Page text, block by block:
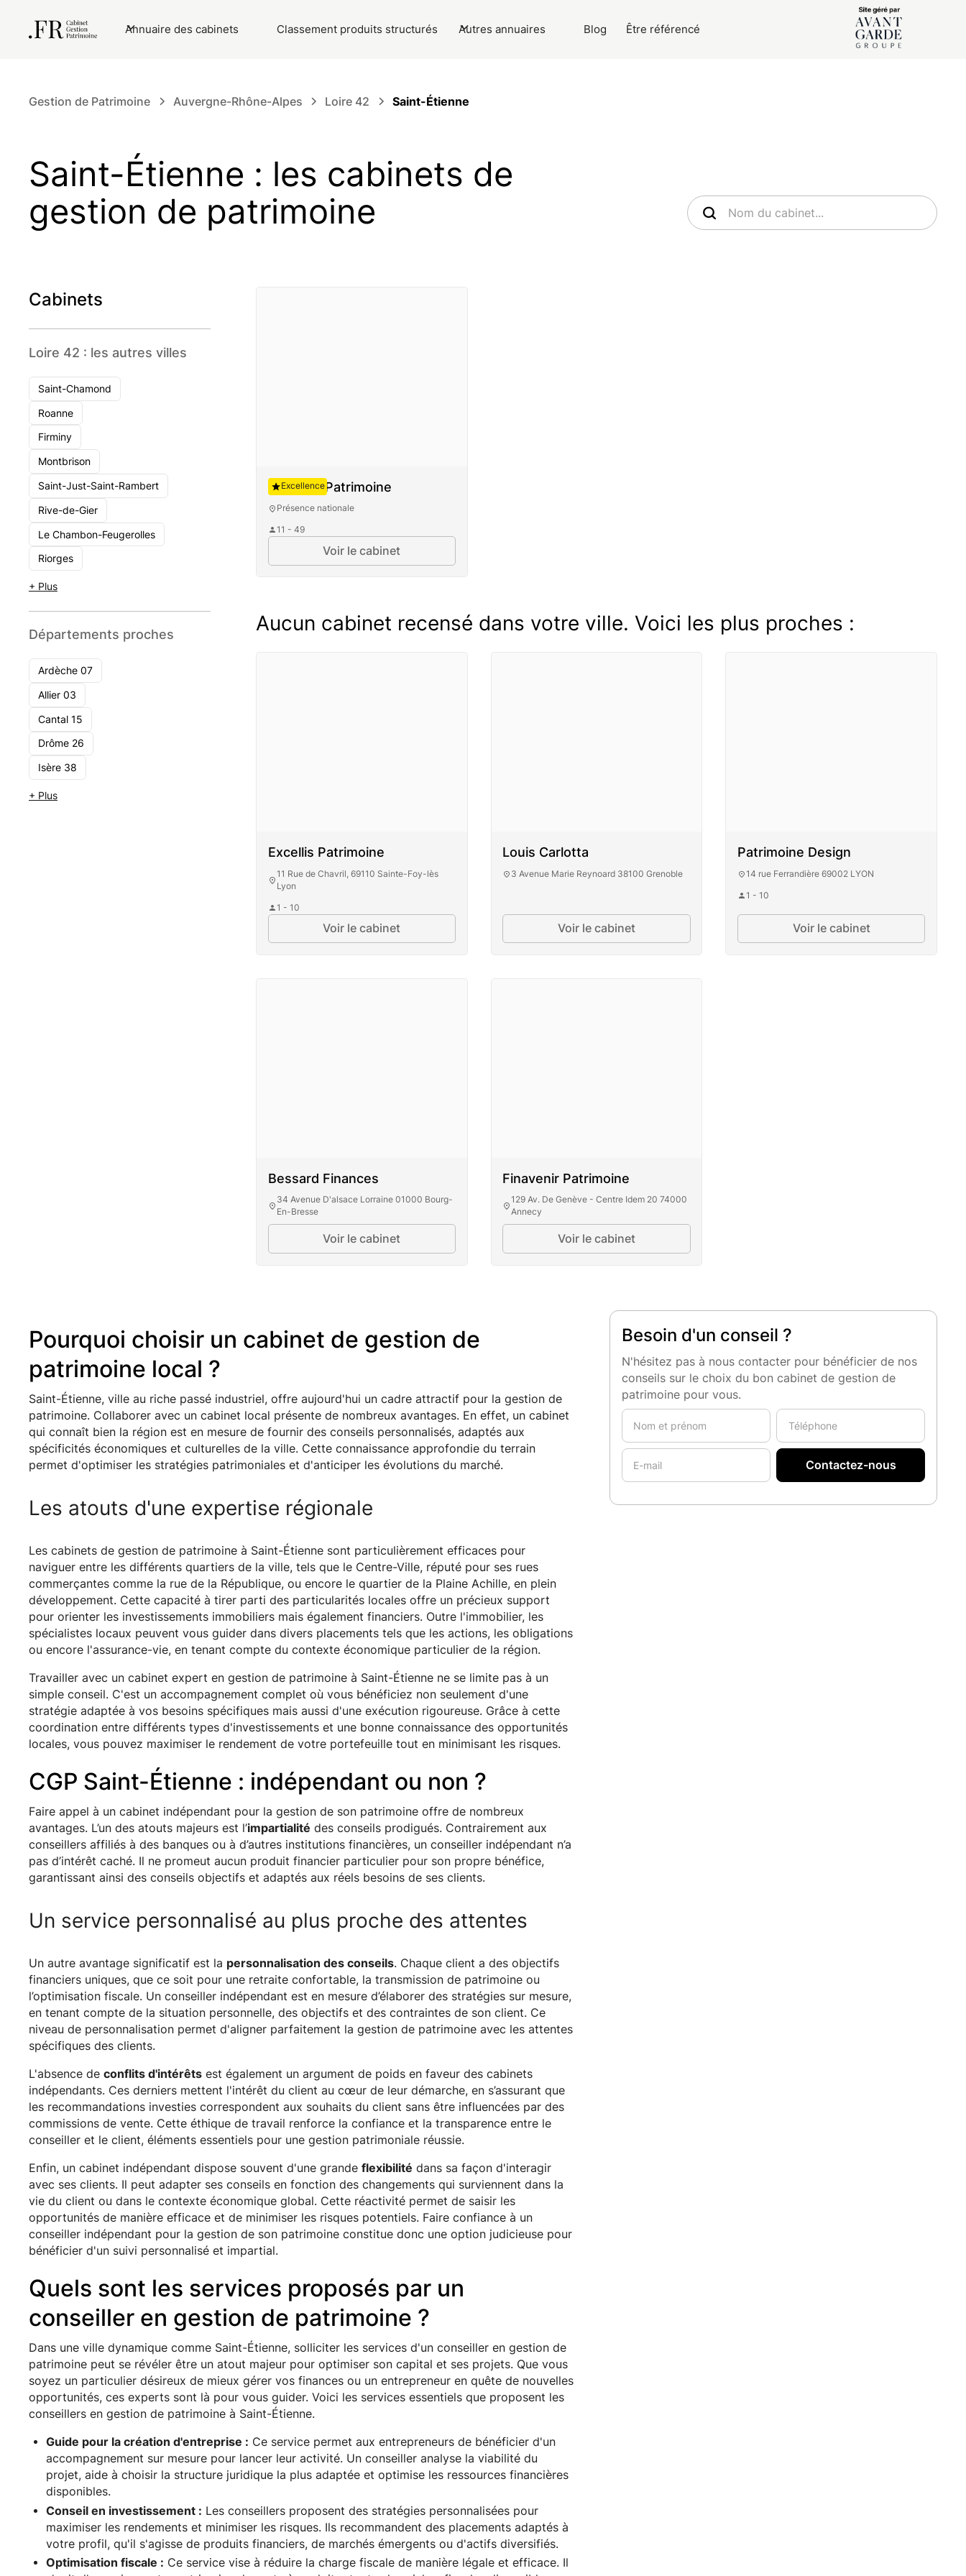
Annuaire des cabinets Classement produits structurés Autres annuaires Blog Être référencé
Gestion de Patrimoine Auvergne-Rhône-Alpes Loire 42 Saint-Étienne
Saint-Étienne : les cabinets de
gestion de patrimoine
Cabinets
Loire 42 : les autres villes
Saint-Chamond
Roanne
Firminy
Montbrison
Saint-Just-Saint-Rambert
Rive-de-Gier
Le Chambon-Feugerolles
Riorges
+ Plus
Départements proches
Ardèche 07
Allier 03
Cantal 15
Drôme 26
Isère 38
+ Plus
Auguste Patrimoine
Présence nationale
11 - 49
Excellence
Voir le cabinet
Aucun cabinet recensé dans votre ville. Voici les plus proches :
Excellis Patrimoine
11 Rue de Chavril, 69110 Sainte-Foy-lès
Lyon
1 - 10
Voir le cabinet
Louis Carlotta
3 Avenue Marie Reynoard 38100 Grenoble
Voir le cabinet
Patrimoine Design
14 rue Ferrandière 69002 LYON
1 - 10
Voir le cabinet
Bessard Finances
34 Avenue D'alsace Lorraine 01000 Bourg-
En-Bresse
Voir le cabinet
Finavenir Patrimoine
129 Av. De Genève - Centre Idem 20 74000
Annecy
Voir le cabinet
Pourquoi choisir un cabinet de gestion de
patrimoine local ?
Saint-Étienne, ville au riche passé industriel, offre aujourd'hui un cadre attractif pour la gestion de
patrimoine. Collaborer avec un cabinet local présente de nombreux avantages. En effet, un cabinet
qui connaît bien la région est en mesure de fournir des conseils personnalisés, adaptés aux
spécificités économiques et culturelles de la ville. Cette connaissance approfondie du terrain
permet d'optimiser les stratégies patrimoniales et d'anticiper les évolutions du marché.
Les atouts d'une expertise régionale
Les cabinets de gestion de patrimoine à Saint-Étienne sont particulièrement efficaces pour
naviguer entre les différents quartiers de la ville, tels que le Centre-Ville, réputé pour ses rues
commerçantes comme la rue de la République, ou encore le quartier de la Plaine Achille, en plein
développement. Cette capacité à tirer parti des particularités locales offre un précieux support
pour orienter les investissements immobiliers mais également financiers. Outre l'immobilier, les
spécialistes locaux peuvent vous guider dans divers placements tels que les actions, les obligations
ou encore l'assurance-vie, en tenant compte du contexte économique particulier de la région.
Travailler avec un cabinet expert en gestion de patrimoine à Saint-Étienne ne se limite pas à un
simple conseil. C'est un accompagnement complet où vous bénéficiez non seulement d'une
stratégie adaptée à vos besoins spécifiques mais aussi d'une exécution rigoureuse. Grâce à cette
coordination entre différents types d'investissements et une bonne connaissance des opportunités
locales, vous pouvez maximiser le rendement de votre portefeuille tout en minimisant les risques.
CGP Saint-Étienne : indépendant ou non ?
Faire appel à un cabinet indépendant pour la gestion de son patrimoine offre de nombreux
avantages. L’un des atouts majeurs est l’impartialité des conseils prodigués. Contrairement aux
conseillers affiliés à des banques ou à d’autres institutions financières, un conseiller indépendant n’a
pas d’intérêt caché. Il ne promeut aucun produit financier particulier pour son propre bénéfice,
garantissant ainsi des conseils objectifs et adaptés aux réels besoins de ses clients.
Un service personnalisé au plus proche des attentes
Un autre avantage significatif est la personnalisation des conseils. Chaque client a des objectifs
financiers uniques, que ce soit pour une retraite confortable, la transmission de patrimoine ou
l’optimisation fiscale. Un conseiller indépendant est en mesure d’élaborer des stratégies sur mesure,
en tenant compte de la situation personnelle, des objectifs et des contraintes de son client. Ce
niveau de personnalisation permet d'aligner parfaitement la gestion de patrimoine avec les attentes
spécifiques des clients.
L'absence de conflits d'intérêtsest également un argument de poids en faveur des cabinets
indépendants. Ces derniers mettent l'intérêt du client au cœur de leur démarche, en s’assurant que
les recommandations investies correspondent aux souhaits du client sans être influencées par des
commissions de vente. Cette éthique de travail renforce la confiance et la transparence entre le
conseiller et le client, éléments essentiels pour une gestion patrimoniale réussie.
Enfin, un cabinet indépendant dispose souvent d'une grande flexibilité dans sa façon d'interagir
avec ses clients. Il peut adapter ses conseils en fonction des changements qui surviennent dans la
vie du client ou dans le contexte économique global. Cette réactivité permet de saisir les
opportunités de manière efficace et de minimiser les risques potentiels. Faire confiance à un
conseiller indépendant pour la gestion de son patrimoine constitue donc une option judicieuse pour
bénéficier d'un suivi personnalisé et impartial.
Quels sont les services proposés par un
conseiller en gestion de patrimoine ?
Dans une ville dynamique comme Saint-Étienne, solliciter les services d'un conseiller en gestion de
patrimoine peut se révéler être un atout majeur pour optimiser son capital et ses projets. Que vous
soyez un particulier désireux de mieux gérer vos finances ou un entrepreneur en quête de nouvelles
opportunités, ces experts sont là pour vous guider. Voici les services essentiels que proposent les
conseillers en gestion de patrimoine à Saint-Étienne.
Guide pour la création d'entreprise : Ce service permet aux entrepreneurs de bénéficier d'un
accompagnement sur mesure pour lancer leur activité. Un conseiller analyse la viabilité du
projet, aide à choisir la structure juridique la plus adaptée et optimise les ressources financières
disponibles.
Conseil en investissement : Les conseillers proposent des stratégies personnalisées pour
maximiser les rendements et minimiser les risques. Ils recommandent des placements adaptés à
votre profil, qu'il s'agisse de produits financiers, de marchés émergents ou d'actifs diversifiés.
Optimisation fiscale : Ce service vise à réduire la charge fiscale de manière légale et efficace. Il
Besoin d'un conseil ?
N'hésitez pas à nous contacter pour bénéficier de nos
conseils sur le choix du bon cabinet de gestion de
patrimoine pour vous.